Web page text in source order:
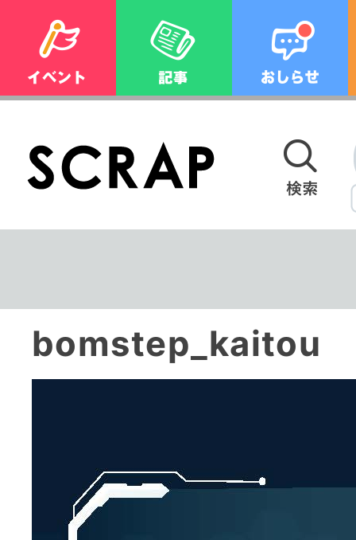
bomstep_kaitou